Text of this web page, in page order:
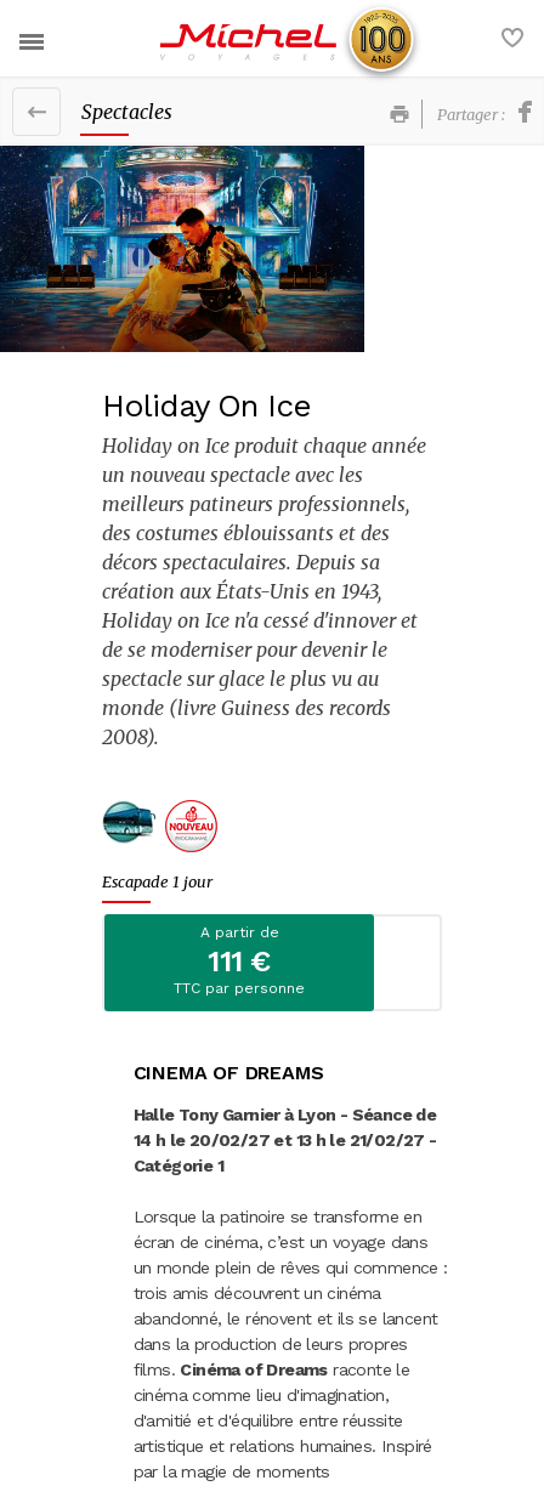
Nos voyages
France
Europe
Afrique et Moyen-Orient
Asie et Océanie
Evènements
Escapades citadines
Croisières fluviales
Croisières maritimes
Spectacles
Music-Hall et cabarets
Fêtes et marchés de Noël
Randonnées
Nos services
Actualités
Contact
Voyages groupe
Nos brochures
La société
Spectacles Partager :
Holiday On Ice
Holiday on Ice produit chaque année
un nouveau spectacle avec les
meilleurs patineurs professionnels,
des costumes éblouissants et des
décors spectaculaires. Depuis sa
création aux États-Unis en 1943,
Holiday on Ice n'a cessé d'innover et
de se moderniser pour devenir le
spectacle sur glace le plus vu au
monde (livre Guiness des records
2008).
Escapade 1 jour
A partir de
111 €
TTC par personne
CINEMA OF DREAMS
Halle Tony Garnier à Lyon - Séance de
14 h le 20/02/27 et 13 h le 21/02/27 -
Catégorie 1
Lorsque la patinoire se transforme en
écran de cinéma, c’est un voyage dans
un monde plein de rêves qui commence :
trois amis découvrent un cinéma
abandonné, le rénovent et ils se lancent
dans la production de leurs propres
films. Cinéma of Dreamsraconte le
cinéma comme lieu d'imagination,
d'amitié et d'équilibre entre réussite
artistique et relations humaines. Inspiré
par la magie de moments